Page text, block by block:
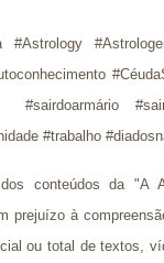
#Astrology
#sairdoarmário
#trabalho
dos conteúdos da
prejuízo à
ou total de textos,